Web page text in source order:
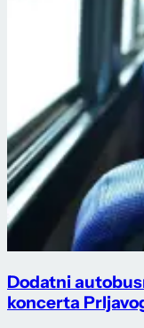
Dodatni
koncerta